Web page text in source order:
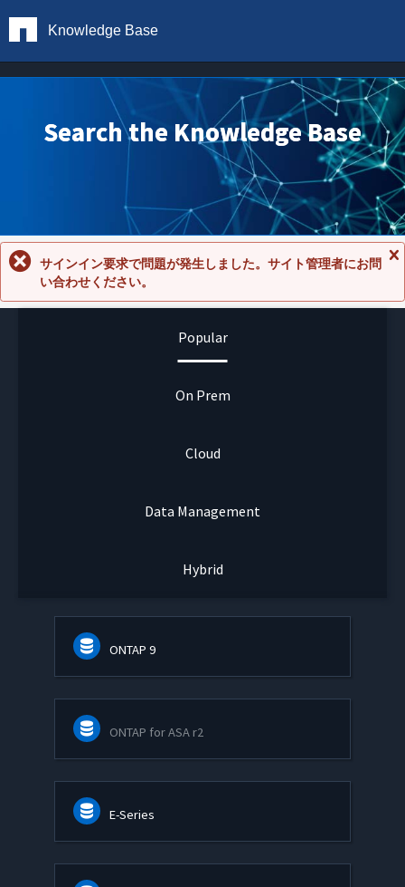
Knowledge Base
Search the Knowledge Base
セ
サインイン要求で問題が発生しました。サイト管理者にお問
い合わせください。
Popular
On Prem
Cloud
Data Management
Hybrid
ONTAP 9
ONTAP for ASA r2
E-Series